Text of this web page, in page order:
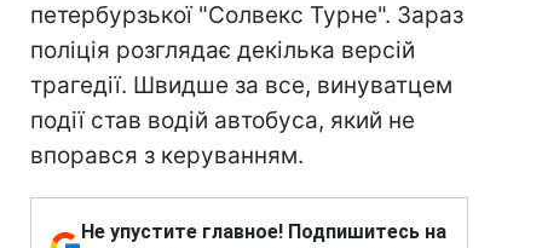
петербурзької "Солвекс Турне". Зараз
поліція розглядає декілька версій
трагедії. Швидше за все, винуватцем
події став водій автобуса, який не
впорався з керуванням.
Не упустите главное! Подпишитесь на